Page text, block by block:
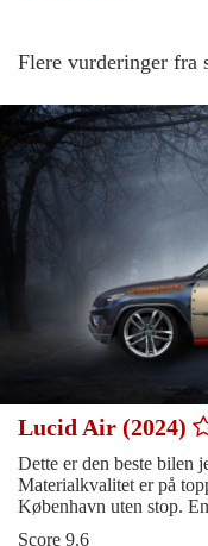
Flere vurderinger fra
Lucid Air (2024)
Dette er den beste bilen
Materialkvalitet er på
København uten stop.
Score 9.6